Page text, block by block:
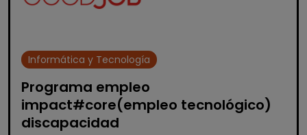
Informática y Tecnología
Programa empleo
impact#core(empleo tecnológico)
discapacidad